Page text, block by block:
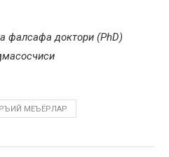
фалсафа доктори (PhD)
МЕЪЁРЛАР